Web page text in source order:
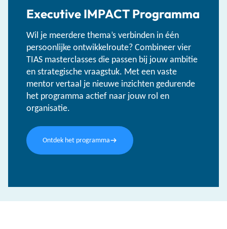
Executive IMPACT Programma
Wil je meerdere thema’s verbinden in één
persoonlijke ontwikkelroute? Combineer vier
TIAS masterclasses die passen bij jouw ambitie
en strategische vraagstuk. Met een vaste
mentor vertaal je nieuwe inzichten gedurende
het programma actief naar jouw rol en
organisatie.
Ontdek het programma